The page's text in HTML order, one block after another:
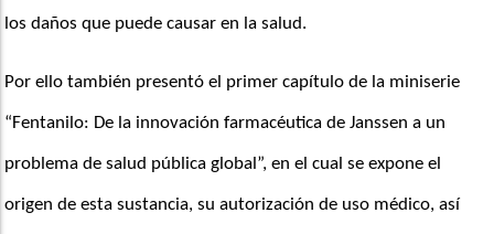
los daños que puede causar en la salud.
Por ello también presentó el primer capítulo de la miniserie
“Fentanilo: De la innovación farmacéutica de Janssen a un
problema de salud pública global”, en el cual se expone el
origen de esta sustancia, su autorización de uso médico, así